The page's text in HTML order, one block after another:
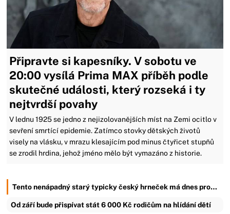
Připravte si kapesníky. V sobotu ve
20:00 vysílá Prima MAX příběh podle
skutečné události, který rozseká i ty
nejtvrdší povahy
V lednu 1925 se jedno z nejizolovanějších míst na Zemi ocitlo v
sevření smrtící epidemie. Zatímco stovky dětských životů
visely na vlásku, v mrazu klesajícím pod minus čtyřicet stupňů
se zrodil hrdina, jehož jméno mělo být vymazáno z historie.
Tento nenápadný starý typicky český hrneček má dnes pro…
Od září bude přispívat stát 6 000 Kč rodičům na hlídání dětí